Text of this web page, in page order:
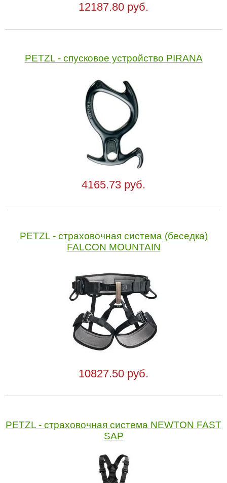
12187.80 руб.
PETZL - спусковое устройство PIRANA
4165.73 руб.
PETZL - страховочная система (беседка)
FALCON MOUNTAIN
10827.50 руб.
PETZL - страховочная система NEWTON FAST
SAP